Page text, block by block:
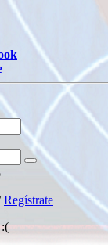
Regístrate